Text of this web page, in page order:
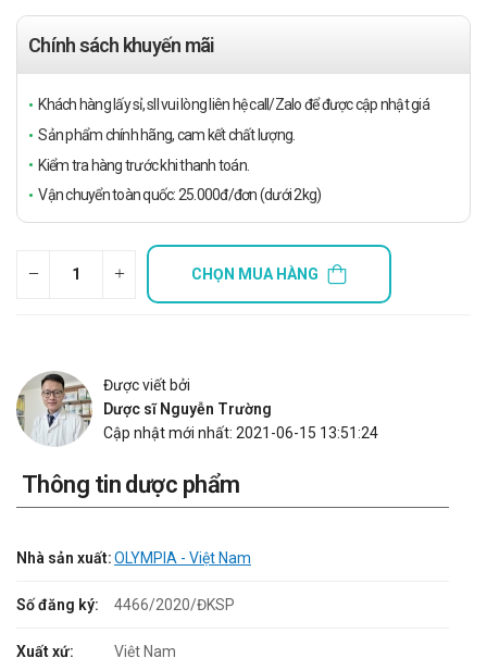
Chính sách khuyến mãi
Khách hàng lấy sỉ, sll vui lòng liên hệ call/Zalo để được cập nhật giá
Sản phẩm chính hãng, cam kết chất lượng.
Kiểm tra hàng trước khi thanh toán.
Vận chuyển toàn quốc: 25.000đ/đơn (dưới 2kg)
CHỌN MUA HÀNG
Được viết bởi
Dược sĩ Nguyễn Trường
Cập nhật mới nhất: 2021-06-15 13:51:24
Thông tin dược phẩm
Nhà sản xuất:OLYMPIA - Việt Nam
Số đăng ký: 4466/2020/ĐKSP
Xuất xứ: Việt Nam